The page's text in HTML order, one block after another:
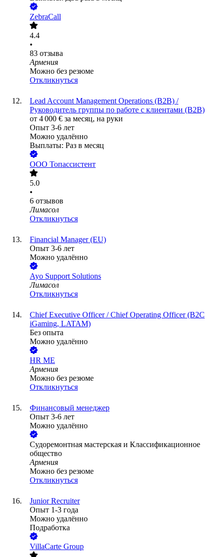
ZebraCall
4.4
•
83 отзыва
Армения
Можно без резюме
Откликнуться
Lead Account Management Operations (B2B) /
Руководитель группы по работе с клиентами (B2B)
от 4 000 € за месяц, на руки
Опыт 3-6 лет
Можно удалённо
Выплаты: Раз в месяц
ООО Топассистент
5.0
•
6 отзывов
Лимасол
Откликнуться
Financial Manager (EU)
Опыт 3-6 лет
Можно удалённо
Ayo Support Solutions
Лимасол
Откликнуться
Chief Executive Officer / Chief Operating Officer (B2C
iGaming, LATAM)
Без опыта
Можно удалённо
HR ME
Армения
Можно без резюме
Откликнуться
Финансовый менеджер
Опыт 3-6 лет
Можно удалённо
Cудоремонтная мастерская и Классификационное
общество
Армения
Можно без резюме
Откликнуться
Junior Recruiter
Опыт 1-3 года
Можно удалённо
Подработка
VillaCarte Group